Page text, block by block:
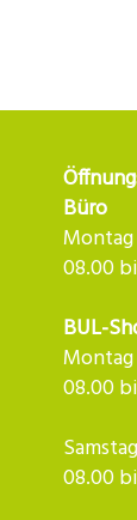
Büro
08.00
BUL-
08.00
Samstag
08.00